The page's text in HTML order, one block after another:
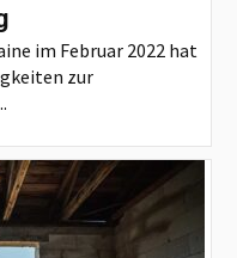
im Februar 2022 hat
zur